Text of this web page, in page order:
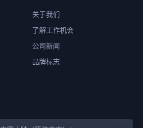
关于我们
了解工作机会
公司新闻
品牌标志